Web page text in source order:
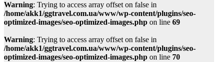
Warning: Trying to access array offset on false in
/home/akk1/ggtravel.com.ua/www/wp-content/plugins/seo-
optimized-images/seo-optimized-images.php on line 69
Warning: Trying to access array offset on false in
/home/akk1/ggtravel.com.ua/www/wp-content/plugins/seo-
optimized-images/seo-optimized-images.php on line 70